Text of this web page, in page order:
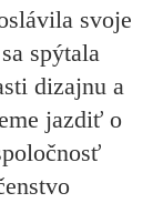
svoje
spýtala
dizajnu a
jazdiť o